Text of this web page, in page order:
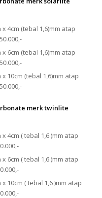
4cm (tebal 1,6)mm atap
6cm (tebal 1,6)mm atap
10cm (tebal 1,6)mm atap
merk twinlite
4cm ( tebal 1,6 )mm atap
6cm ( tebal 1,6 )mm atap
10cm ( tebal 1,6 )mm atap